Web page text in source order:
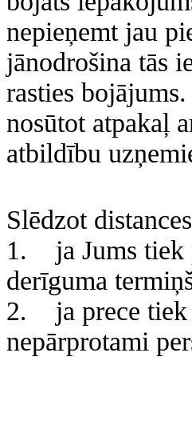
nepieņemt jau
jānodrošina tās
rasties
nosūtot atpakaļ
atbildību
Slēdzot
1. ja Jums tiek
derīguma
2. ja prece tiek
nepārprotami